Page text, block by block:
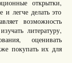
открытки,
легче делать это
возможность
литературу,
оценивать
покупать их для